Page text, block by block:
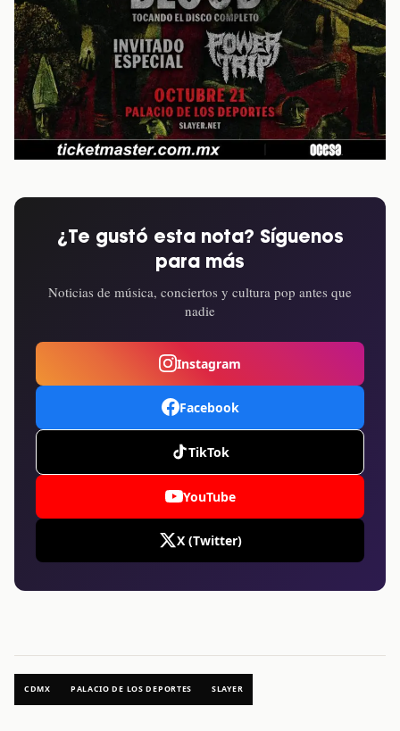
¿Te gustó esta nota? Síguenos
para más
Noticias de música, conciertos y cultura pop antes que
nadie
Instagram
Facebook
TikTok
YouTube
X (Twitter)
CDMX PALACIO DE LOS DEPORTES SLAYER